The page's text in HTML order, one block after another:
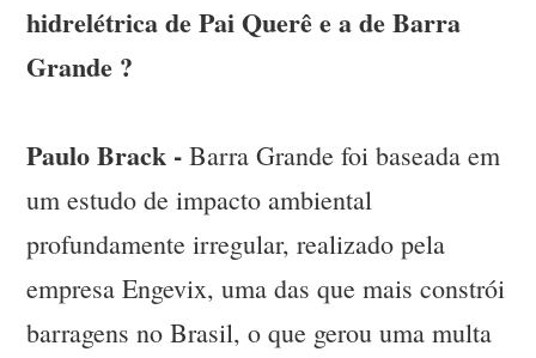
hidrelétrica de Pai Querê e a de Barra
Grande ?
Paulo Brack - Barra Grande foi baseada em
um estudo de impacto ambiental
profundamente irregular, realizado pela
empresa Engevix, uma das que mais constrói
barragens no Brasil, o que gerou uma multa